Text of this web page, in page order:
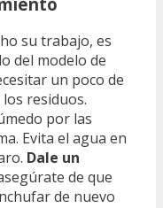
su trabajo, es
del modelo de
un poco de
residuos.
por las
Evita el agua en
Dale un
de que
de nuevo